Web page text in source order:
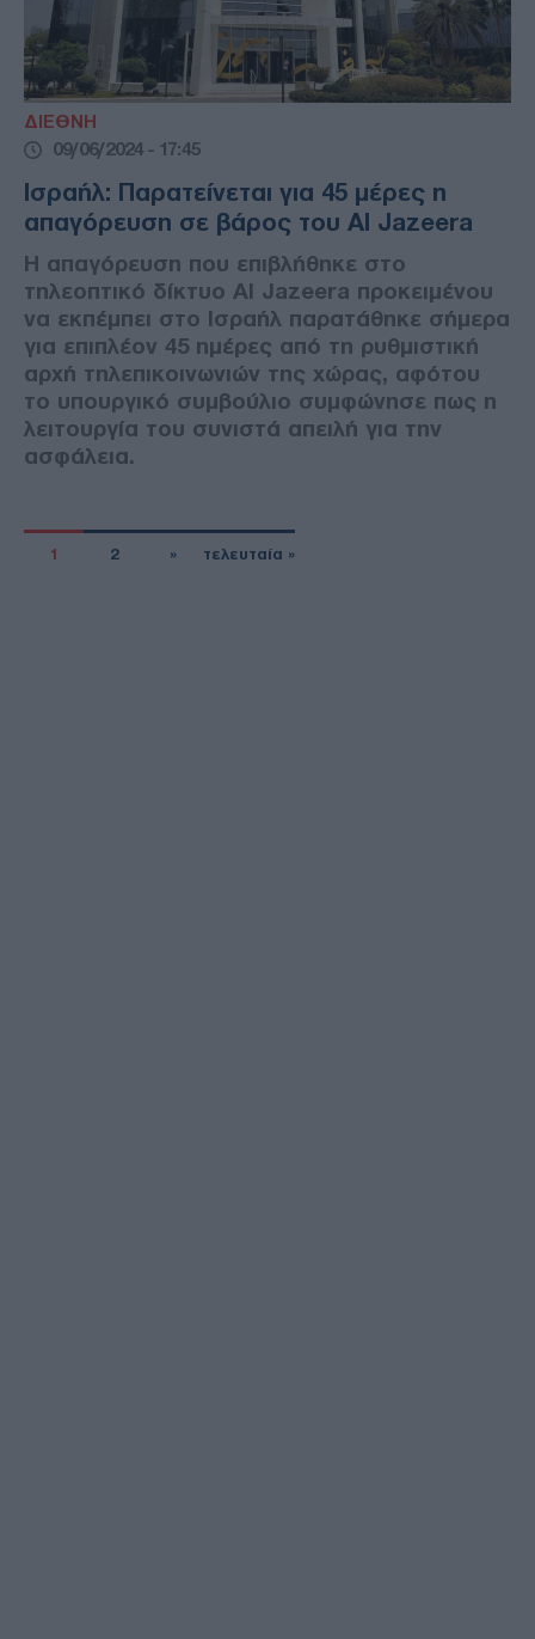
ΔΙΕΘΝΗ
09/06/2024 - 17:45
Ισραήλ: Παρατείνεται για 45 μέρες η
απαγόρευση σε βάρος του Al Jazeera
Η απαγόρευση που επιβλήθηκε στο
τηλεοπτικό δίκτυο Al Jazeera προκειμένου
να εκπέμπει στο Ισραήλ παρατάθηκε σήμερα
για επιπλέον 45 ημέρες από τη ρυθμιστική
αρχή τηλεπικοινωνιών της χώρας, αφότου
το υπουργικό συμβούλιο συμφώνησε πως η
λειτουργία του συνιστά απειλή για την
ασφάλεια.
1 2 » τελευταία »